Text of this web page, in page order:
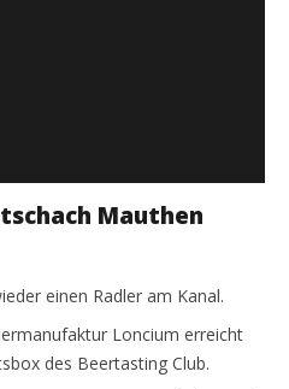
Mauthen
einen Radler am Kanal.
Loncium erreicht
des Beertasting Club.